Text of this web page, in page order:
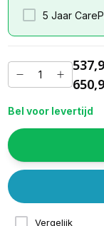
5 Jaar
Bel voor levertijd
Vergelijk